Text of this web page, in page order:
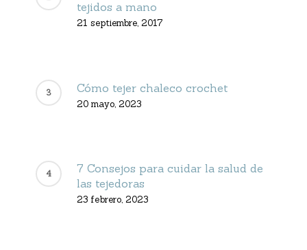
tejidos a mano
21 septiembre, 2017
Cómo tejer chaleco crochet
20 mayo, 2023
7 Consejos para cuidar la salud de
las tejedoras
23 febrero, 2023